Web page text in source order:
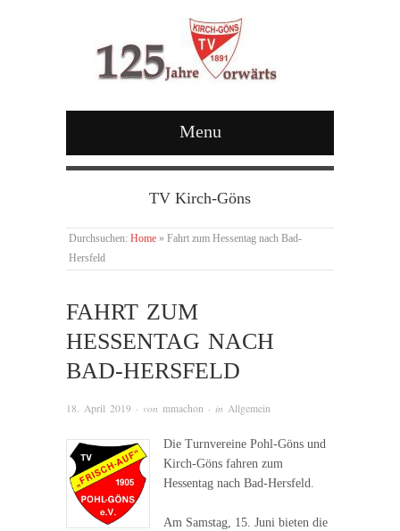
Menu
TV Kirch-Göns
Durchsuchen: Home » Fahrt zum Hessentag nach Bad-
Hersfeld
FAHRT ZUM
HESSENTAG NACH
BAD-HERSFELD
18. April 2019 · von mmachon · in Allgemein
Die Turnvereine Pohl-Göns und
Kirch-Göns fahren zum
Hessentag nach Bad-Hersfeld.
Am Samstag, 15. Juni bieten die